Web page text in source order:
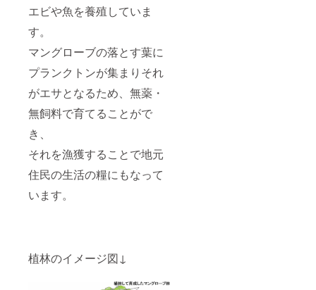
エビや魚を養殖していま
す。
マングローブの落とす葉に
プランクトンが集まりそれ
がエサとなるため、無薬・
無飼料で育てることがで
き、
それを漁獲することで地元
住民の生活の糧にもなって
います。
植林のイメージ図↓